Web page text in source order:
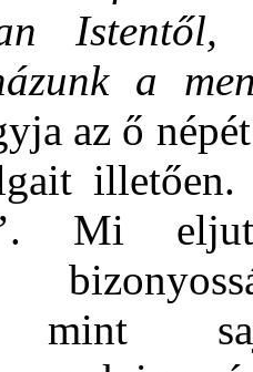
Istentől,
a
az ő
Mi
mint